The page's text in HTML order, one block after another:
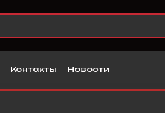
Контакты Новости